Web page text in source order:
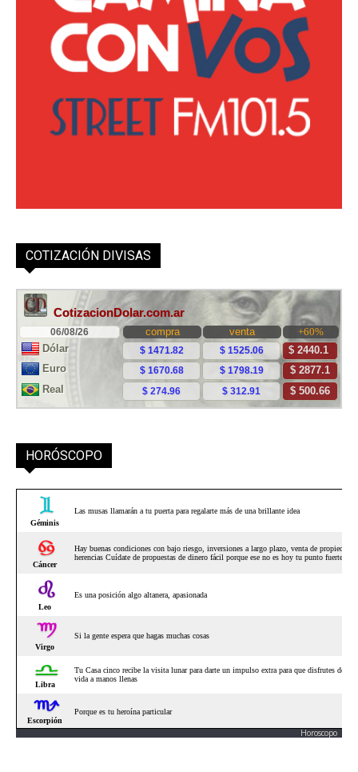
COTIZACIÓN DIVISAS
HORÓSCOPO
Horoscopo